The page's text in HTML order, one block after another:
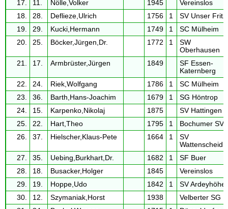
17.
11. Nölle,Volker 1945
Vereinslos
18.
28. Deflieze,Ulrich 1756 1
SV Unser Fritz
19.
29. Kucki,Hermann 1749 1
SC Mülheim
20.
25. Böcker,Jürgen,Dr. 1772 1
SW
Oberhausen
21.
17. Armbrüster,Jürgen 1849
SF Essen-
Katernberg
22.
24. Riek,Wolfgang 1786 1
SC Mülheim
23.
36. Barth,Hans-Joachim 1679 1
SG Höntrop
24.
15. Karpenko,Nikolaj 1875
SV Hattingen
25.
22. Hart,Theo 1795 1
Bochumer SV
26.
37. Hielscher,Klaus-Pete 1664 1
SV
Wattenscheid
27.
35. Uebing,Burkhart,Dr. 1682 1
SF Buer
28.
18. Busacker,Holger 1845
Vereinslos
29.
19. Hoppe,Udo 1842 1
SV Ardeyhöhe
30.
12. Szymaniak,Horst 1938
Velberter SG